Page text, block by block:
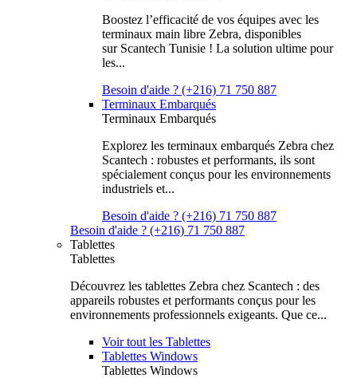
Boostez l’efficacité de vos équipes avec les
terminaux main libre Zebra, disponibles
sur Scantech Tunisie ! La solution ultime pour
les...
Besoin d'aide ? (+216) 71 750 887
Terminaux Embarqués
Terminaux Embarqués
Explorez les terminaux embarqués Zebra chez
Scantech : robustes et performants, ils sont
spécialement conçus pour les environnements
industriels et...
Besoin d'aide ? (+216) 71 750 887
Besoin d'aide ? (+216) 71 750 887
Tablettes
Tablettes
Découvrez les tablettes Zebra chez Scantech : des
appareils robustes et performants conçus pour les
environnements professionnels exigeants. Que ce...
Voir tout les Tablettes
Tablettes Windows
Tablettes Windows